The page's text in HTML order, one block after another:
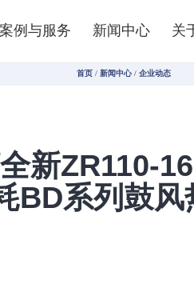
案例与服务 新闻中心 关
首页 / 新闻中心/ 企业动态
新ZR110-
BD系列鼓